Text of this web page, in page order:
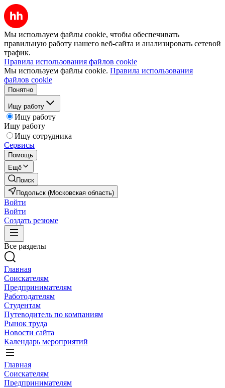
Мы используем файлы cookie, чтобы обеспечивать
правильную работу нашего веб-сайта и анализировать сетевой
трафик.
Правила использования файлов cookie
Мы используем файлы cookie. Правила использования
файлов cookie
Понятно
Ищу работу
Ищу работу
Ищу работу
Ищу сотрудника
Сервисы
Помощь
Ещё
Поиск
Подольск (Московская область)
Войти
Войти
Создать резюме
Все разделы
Главная
Соискателям
Предпринимателям
Работодателям
Студентам
Путеводитель по компаниям
Рынок труда
Новости сайта
Календарь мероприятий
Главная
Соискателям
Предпринимателям